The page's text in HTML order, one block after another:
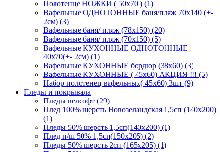
Полотенце НОЖКИ ( 50х70 ) (1)
Вафельные ОДНОТОННЫЕ баня/пляж 70х140 (+-
2см) (3)
Вафельные баня/ пляж (78х150) (20)
Вафельные баня/ пляж (70х150) (5)
Вафельные КУХОННЫЕ ОДНОТОННЫЕ
40х70(+- 2см) (1)
Вафельные КУХОННЫЕ бордюр (38х60) (3)
Вафельные КУХОННЫЕ ( 45х60) АКЦИЯ !!! (5)
Набор полотенец вафельных( 45х60) 3шт (9)
Пледы и покрывала
Пледы велсофт (29)
Плед 100% шерсть Новозеландская 1,5сп (140х200)
(1)
Пледы 50% шерсть 1,5сп(140х200) (1)
Плед п/ш 50% 1,5сп(150х205) (2)
Пледы 50% шерсть 2сп (165х205) (1)